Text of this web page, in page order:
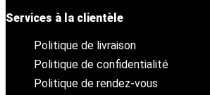
Services à la clientèle
Politique de livraison
Politique de confidentialité
Politique de rendez-vous